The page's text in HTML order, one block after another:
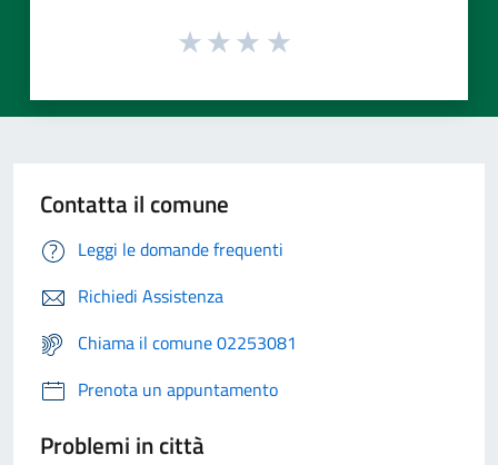
Contatta il comune
Leggi le domande frequenti
Richiedi Assistenza
Chiama il comune 02253081
Prenota un appuntamento
Problemi in città